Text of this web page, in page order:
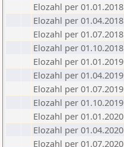
Elozahl per 01.01.2018
Elozahl per 01.04.2018
Elozahl per 01.07.2018
Elozahl per 01.10.2018
Elozahl per 01.01.2019
Elozahl per 01.04.2019
Elozahl per 01.07.2019
Elozahl per 01.10.2019
Elozahl per 01.01.2020
Elozahl per 01.04.2020
Elozahl per 01.07.2020